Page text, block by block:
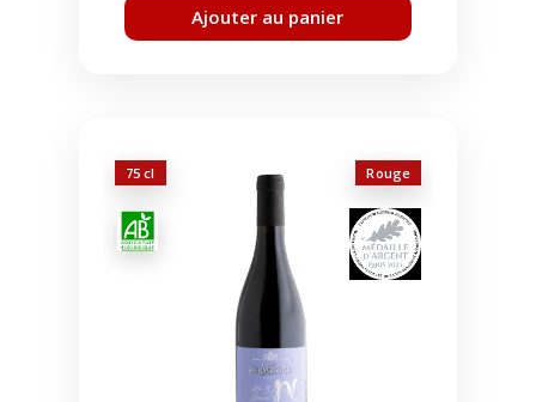
Ajouter au panier
75 cl Rouge